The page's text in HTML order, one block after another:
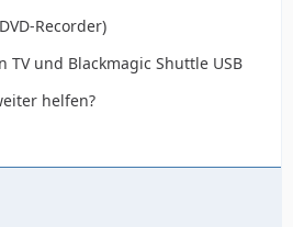
Recorder)
und Blackmagic Shuttle USB
helfen?